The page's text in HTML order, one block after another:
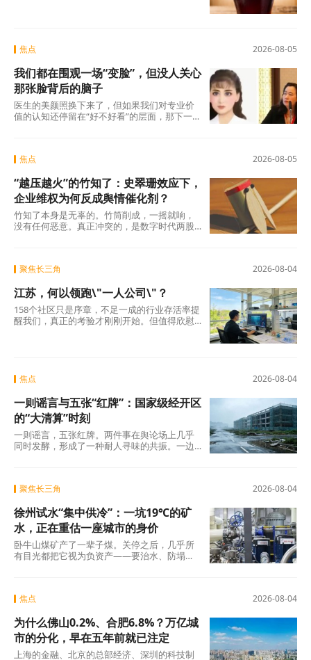
2026-08-05
焦点
我们都在围观一场“变脸”，但没人关心
那张脸背后的脑子
医生的美颜照换下来了，但如果我们对专业价
值的认知还停留在“好不好看”的层面，那下一
2026-08-05
焦点
“越压越火”的竹知了：史翠珊效应下，
企业维权为何反成舆情催化剂？
竹知了本身是无辜的。竹筒削成，一摇就响，
没有任何恶意。真正冲突的，是数字时代两股
2026-08-04
聚焦长三角
江苏，何以领跑\"一人公司\"？
158个社区只是序章，不足一成的行业存活率提
醒我们，真正的考验才刚刚开始。但值得欣慰
2026-08-04
焦点
一则谣言与五张“红牌”：国家级经开区
的“大清算”时刻
一则谣言，五张红牌。两件事在舆论场上几乎
同时发酵，形成了一种耐人寻味的共振。一边
2026-08-04
聚焦长三角
徐州试水“集中供冷”：一坑19℃的矿
水，正在重估一座城市的身价
卧牛山煤矿产了一辈子煤。关停之后，几乎所
有目光都把它视为负资产——要治水、防塌
2026-08-04
焦点
为什么佛山0.2%、合肥6.8%？万亿城
市的分化，早在五年前就已注定
上海的金融、北京的总部经济、深圳的科技制